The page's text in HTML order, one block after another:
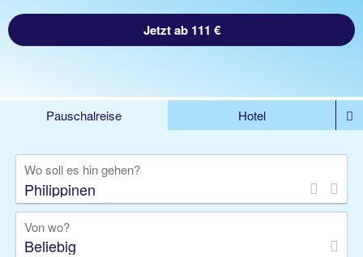
Jetzt ab 111 €
Pauschalreise
Hotel
Rundreise
Kreuzfahrt
Gruppenreise
Camper Privattransfer
Wo soll es hin gehen?
Von wo?
Beliebig